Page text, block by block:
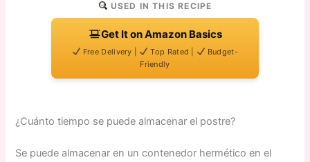
USED IN THIS RECIPE
Get It on Amazon Basics
Free Delivery | Top Rated |
Budget-
Friendly
¿Cuánto tiempo se puede almacenar el postre?
Se puede almacenar en un contenedor hermético en el